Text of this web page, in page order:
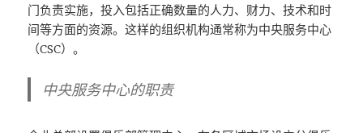
门负责实施，投入包括正确数量的人力、财力、技术和时
间等方面的资源。这样的组织机构通常称为中央服务中心
（CSC）。
中央服务中心的职责